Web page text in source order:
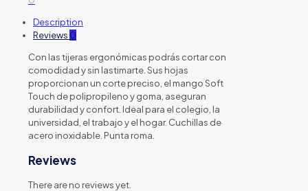
Description
Reviews 0
Con las tijeras ergonómicas podrás cortar con
comodidad y sin lastimarte. Sus hojas
proporcionan un corte preciso, el mango Soft
Touch de polipropileno y goma, aseguran
durabilidad y confort. Ideal para el colegio, la
universidad, el trabajo y el hogar. Cuchillas de
acero inoxidable. Punta roma.
Reviews
There are no reviews yet.